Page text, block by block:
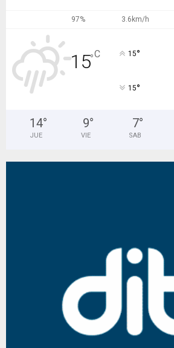
97% 3.6km/h
15°C 15°
15°
14°
JUE
9°
VIE
7°
SAB